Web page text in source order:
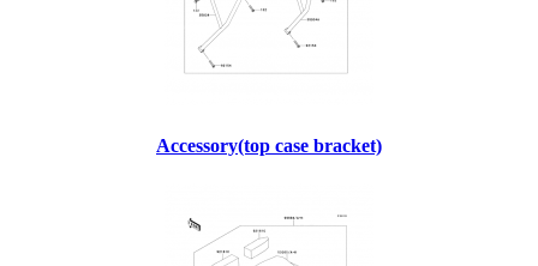
Accessory(top case bracket)